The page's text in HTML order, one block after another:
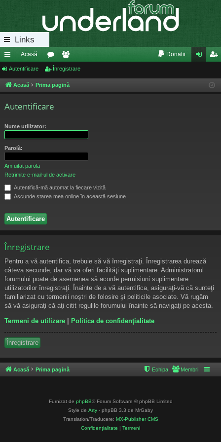
Links
eg
ăt
pi
Acasă
or
u
e
m
Donatii
eg
Autentificare Înregistrare
Acasă Prima pagină
Autentificare
Nume utilizator:
Parolă:
Am uitat parola
Retrimite e-mail-ul de activare
Autentifică-mă automat la fiecare vizită
Ascunde starea mea online în această sesiune
Înregistrare
Pentru a vă autentifica, trebuie să vă înregistraţi. Înregistrarea durează
câteva secunde, dar vă va oferi facilităţi suplimentare. Administratorul
forumului poate de asemenea să acorde permisiuni suplimentare
utilizatorilor înregistraţi. Înainte de a vă autentifica, asiguraţi-vă că sunteţi
familiarizat cu termenii noştri de folosire şi politicile asociate. Vă rugăm
să vă asiguraţi că aţi citit regulile forumului înainte să navigaţi pe acesta.
Termeni de utilizare | Politica de confidenţialitate
Înregistrare
Acasă Prima pagină Membri
Echipa
Furnizat de phpBB® Forum Software © phpBB Limited
Style de Arty - phpBB 3.3 de MrGaby
Translation/Traducere: MX-Publisher CMS
Confidențialitate | Termeni